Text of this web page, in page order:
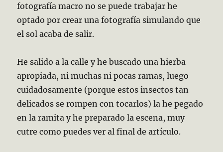
fotografía macro no se puede trabajar he
optado por crear una fotografía simulando que
el sol acaba de salir.
He salido a la calle y he buscado una hierba
apropiada, ni muchas ni pocas ramas, luego
cuidadosamente (porque estos insectos tan
delicados se rompen con tocarlos) la he pegado
en la ramita y he preparado la escena, muy
cutre como puedes ver al final de artículo.